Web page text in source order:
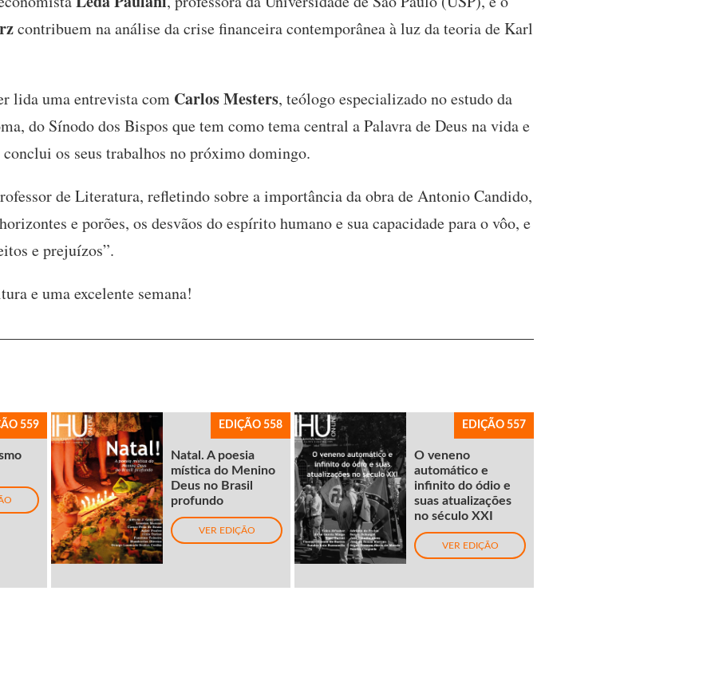
contribuem na análise da crise financeira contemporânea à luz da teoria de Karl
lida uma entrevista com Carlos Mesters, teólogo especializado no estudo da
do Sínodo dos Bispos que tem como tema central a Palavra de Deus na vida e
os seus trabalhos no próximo domingo.
de Literatura, refletindo sobre a importância da obra de Antonio Candido,
e porões, os desvãos do espírito humano e sua capacidade para o vôo, e
e prejuízos”.
e uma excelente semana!
559 EDIÇÃO 558
Natal. A poesia
mística do Menino
Deus no Brasil
profundo
VER EDIÇÃO
EDIÇÃO 557
O veneno
automático e
infinito do ódio e
suas atualizações
no século XXI
VER EDIÇÃO